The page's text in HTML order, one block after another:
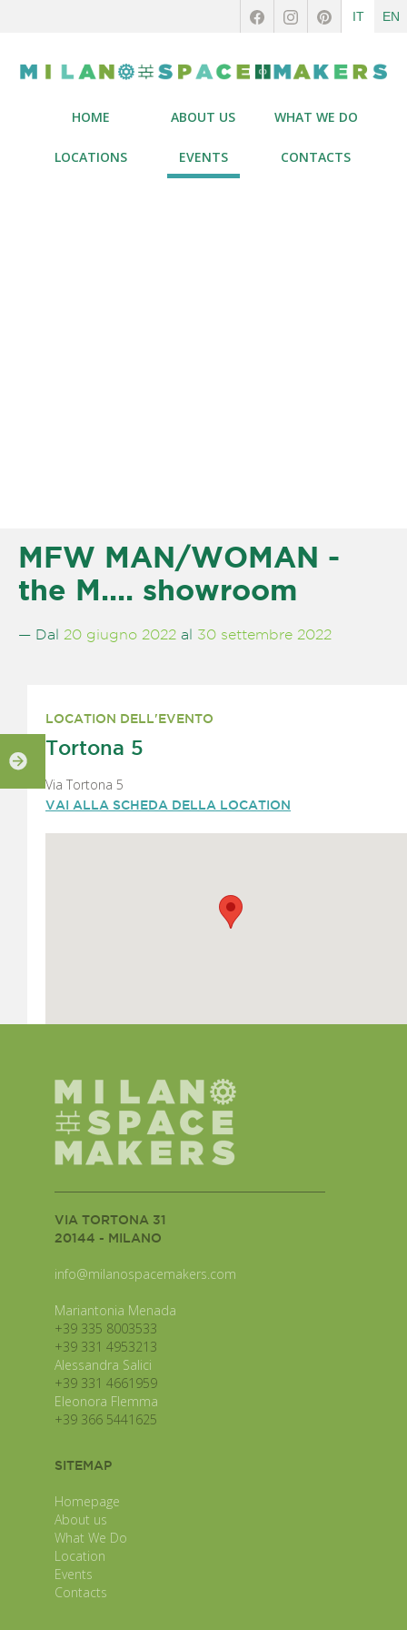
IT EN
HOME ABOUT US WHAT WE DO
LOCATIONS EVENTS CONTACTS
MFW MAN/WOMAN -
the M.... showroom
— Dal 20 giugno 2022 al 30 settembre 2022
LOCATION DELL'EVENTO
Tortona 5
Via Tortona 5
VAI ALLA SCHEDA DELLA LOCATION
VIA TORTONA 31
20144 - MILANO
info@milanospacemakers.com
Mariantonia Menada
+39 335 8003533
+39 331 4953213
Alessandra Salici
+39 331 4661959
Eleonora Flemma
+39 366 5441625
SITEMAP
Homepage
About us
What We Do
Location
Events
Contacts